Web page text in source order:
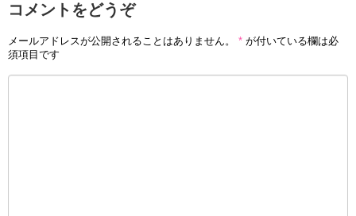
コメントをどうぞ
メールアドレスが公開されることはありません。 * が付いている欄は必
須項目です